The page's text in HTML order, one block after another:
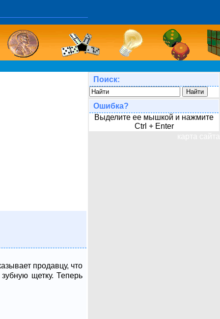
продавцу, что
щетку. Теперь
Поиск:
Ошибка?
Выделите ее мышкой и нажмите
Ctrl + Enter